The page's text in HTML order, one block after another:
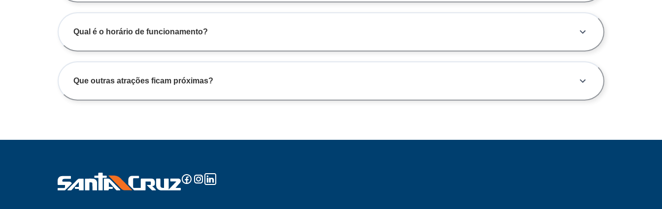
Qual é o horário de funcionamento?
Que outras atrações ficam próximas?